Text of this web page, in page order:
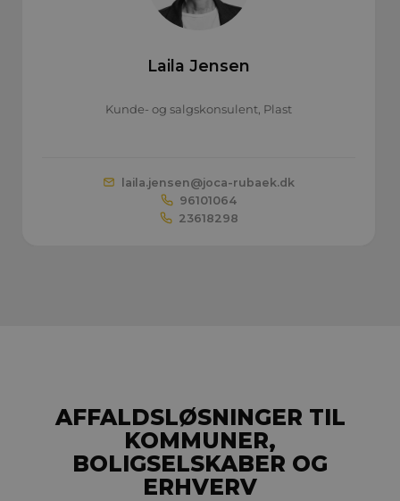
Laila Jensen
Kunde- og salgskonsulent, Plast
laila.jensen@joca-rubaek.dk
96101064
23618298
AFFALDSLØSNINGER TIL
KOMMUNER,
BOLIGSELSKABER OG
ERHVERV